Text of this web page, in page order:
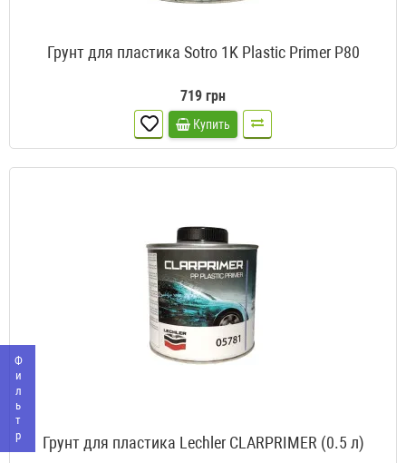
Фильтр
Грунт для пластика Sotro 1K Plastic Primer P80
719 грн
Купить
Грунт для пластика Lechler CLARPRIMER (0.5 л)